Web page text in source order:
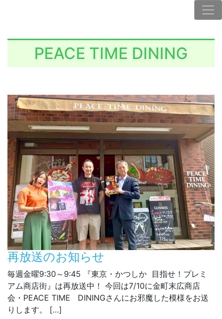
PEACE TIME DINING
再放送のお知らせ
毎週金曜9:30～9:45 『東京・かつしか 目指せ！プレミ
アム商店街』は再放送中！ 今回は7/10に金町末広商店
会・PEACE TIME DININGさんにお邪魔した模様をお送
りします。 […]